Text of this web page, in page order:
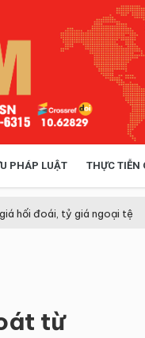
PHÁP LUẬT THỰC TIỄN
hối đoái, tỷ giá ngoại tệ
từ